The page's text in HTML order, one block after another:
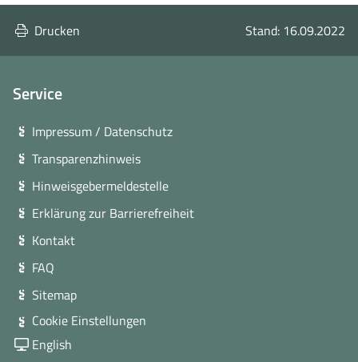
Drucken Stand: 16.09.2022
Service
Impressum / Datenschutz
Transparenzhinweis
Hinweisgebermeldestelle
Erklärung zur Barrierefreiheit
Kontakt
FAQ
Sitemap
Cookie Einstellungen
English